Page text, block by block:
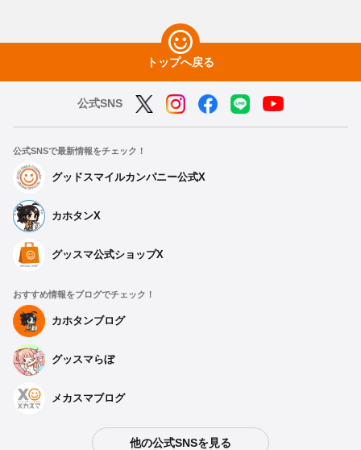
トップへ戻る
公式SNS
公式SNSで最新情報をチェック！
グッドスマイルカンパニー公式X
カホタンX
グッスマ公式ショップX
おすすめ情報をブログでチェック！
カホタンブログ
グッスマらぼ
メカスマブログ
他の公式SNSを見る